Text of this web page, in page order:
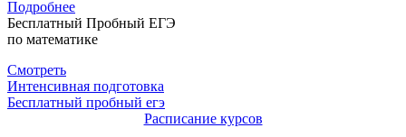
Подробнее
Бесплатный Пробный ЕГЭ
по математике
Смотреть
Интенсивная подготовка
Бесплатный пробный егэ
Расписание курсов